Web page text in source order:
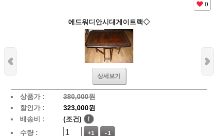
0
에드워디안시대게이트랙◇
상세보기
상품가 :
380,000원
할인가 :
323,000원
배송비 :
(조건)
!
수량 :
+1 -1